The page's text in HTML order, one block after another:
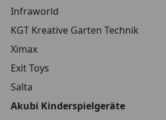
Infraworld
KGT Kreative Garten Technik
Ximax
Exit Toys
Salta
Akubi Kinderspielgeräte